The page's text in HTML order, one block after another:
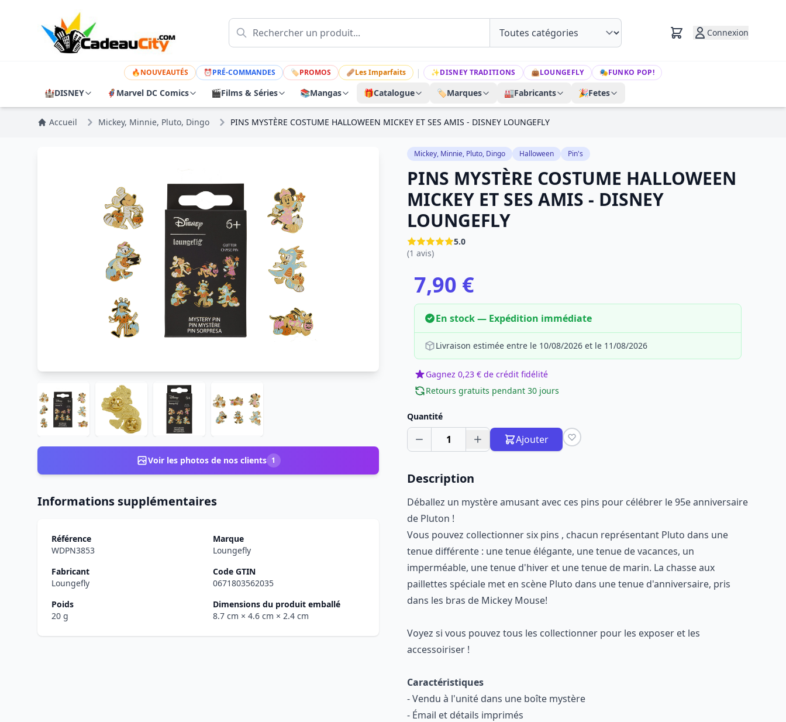
Connexion
🔥NOUVEAUTÉS ⏰PRÉ-COMMANDES 🏷PROMOS 🩹Les Imparfaits | ✨DISNEY TRADITIONS 👜LOUNGEFLY 🎭FUNKO POP!
🏰DISNEY 🦸 Marvel DC Comics 🎬Films & Séries 📚Mangas 🎁Catalogue 🏷️Marques 🏭Fabricants 🎉Fetes
Accueil Mickey, Minnie, Pluto, Dingo PINS MYSTÈRE COSTUME HALLOWEEN MICKEY ET SES AMIS - DISNEY LOUNGEFLY
Voir les photos de nos clients 1
Informations supplémentaires
Référence
WDPN3853
Marque
Loungefly
Fabricant
Loungefly
Code GTIN
0671803562035
Poids
20 g
Dimensions du produit emballé
8.7 cm × 4.6 cm × 2.4 cm
Mickey, Minnie, Pluto, Dingo Halloween Pin's
PINS MYSTÈRE COSTUME HALLOWEEN
MICKEY ET SES AMIS - DISNEY
LOUNGEFLY
5.0
(1 avis)
7,90 €
En stock — Expédition immédiate
Livraison estimée entre le 10/08/2026 et le 11/08/2026
Gagnez 0,23 € de crédit fidélité
Retours gratuits pendant 30 jours
Quantité
1 Ajouter
Description
Déballez un mystère amusant avec ces pins pour célébrer le 95e anniversaire
de Pluton !
Vous pouvez collectionner six pins , chacun représentant Pluto dans une
tenue différente : une tenue élégante, une tenue de vacances, un
imperméable, une tenue d'hiver et une tenue de marin. La chasse aux
paillettes spéciale met en scène Pluto dans une tenue d'anniversaire, pris
dans les bras de Mickey Mouse!
Voyez si vous pouvez tous les collectionner pour les exposer et les
accessoiriser !
Caractéristiques
- Vendu à l'unité dans une boîte mystère
- Émail et détails imprimés